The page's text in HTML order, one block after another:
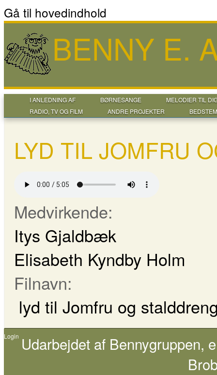
Gå til hovedindhold
BENNY E.
I ANLEDNING AF BØRNESANGE
MELODIER TIL
RADIO, TV OG FILM
ANDRE PROJEKTER
LYD TIL JOMFRU
Medvirkende:
Itys Gjaldbæk
Elisabeth Kyndby Holm
Filnavn:
lyd til Jomfru og
Login Udarbejdet af Bennygruppen,